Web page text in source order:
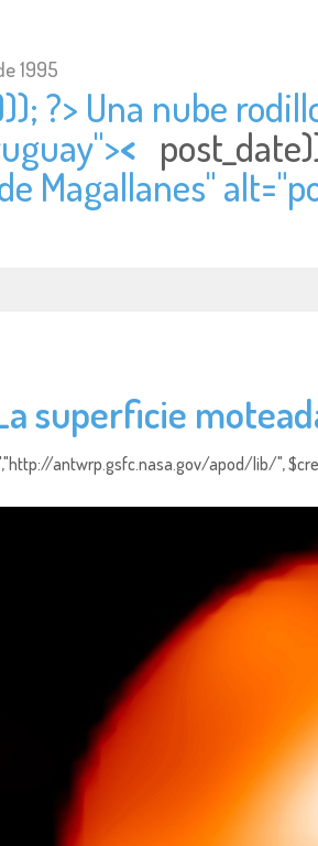
1995
?> Una nube
<
Magallanes" alt="
superficie
antwrp.gsfc.nasa.gov/apod/lib/",